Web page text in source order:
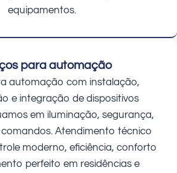
equipamentos.
para automação
automação com instalação,
e integração de dispositivos
em iluminação, segurança,
Atendimento técnico
moderno, eficiência, conforto
perfeito em residências e